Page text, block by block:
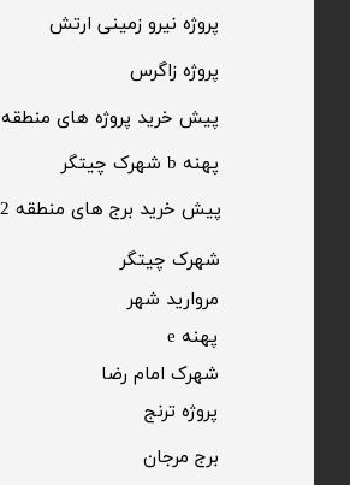
پیش خرید برج های منطقه 22
پهنه b شهرک چیتگر
پیش خرید پروژه های منطقه 22
​پروژه زاگرس
​پروژه ترنج
​پروژه نیرو زمینی ارتش
​شهرک چیتگر
مروارید شهر​​​​​​​
شهرک امام رضا
پهنه e
برج مرجان